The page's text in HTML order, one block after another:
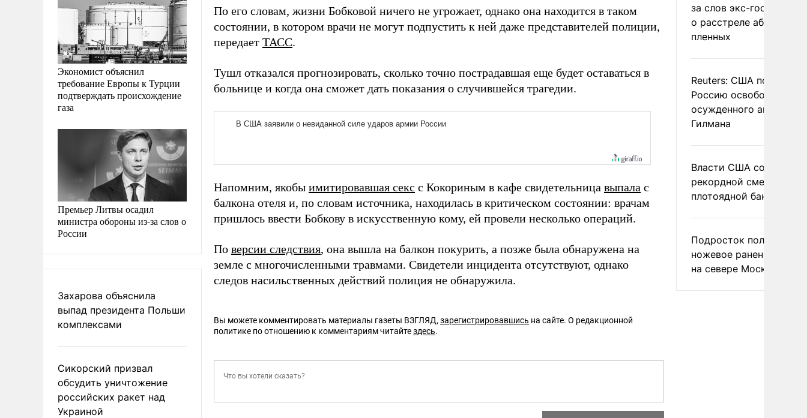
Экономист объяснил
требование Европы к Турции
подтверждать происхождение
газа
Премьер Литвы осадил
министра обороны из-за слов о
России
Захарова объяснила
выпад президента Польши
комплексами
Сикорский призвал
обсудить уничтожение
российских ракет над
Украиной
По его словам, жизни Бобковой ничего не угрожает, однако она находится в таком
состоянии, в котором врачи не могут подпустить к ней даже представителей полиции,
передает ТАСС.
Тушл отказался прогнозировать, сколько точно пострадавшая еще будет оставаться в
больнице и когда она сможет дать показания о случившейся трагедии.
Напомним, якобы имитировавшая секс с Кокориным в кафе свидетельница выпала с
балкона отеля и, по словам источника, находилась в критическом состоянии: врачам
пришлось ввести Бобкову в искусственную кому, ей провели несколько операций.
По версии следствия, она вышла на балкон покурить, а позже была обнаружена на
земле с многочисленными травмами. Свидетели инцидента отсутствуют, однако
следов насильственных действий полиция не обнаружила.
Вы можете комментировать материалы газеты ВЗГЛЯД, зарегистрировавшись на сайте. О редакционной
политике по отношению к комментариям читайтездесь.
за слов экс-
о расстреле абхазских
пленных
Reuters: США
Россию освободить
осужденного
Гилмана
Власти США сообщили
рекордной смертности
плотоядной бактерии
Подросток получил
ножевое ранение в
на севере Москвы